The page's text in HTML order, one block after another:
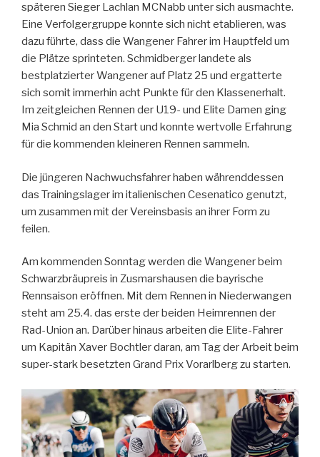
späteren Sieger Lachlan MCNabb unter sich ausmachte.
Eine Verfolgergruppe konnte sich nicht etablieren, was
dazu führte, dass die Wangener Fahrer im Hauptfeld um
die Plätze sprinteten. Schmidberger landete als
bestplatzierter Wangener auf Platz 25 und ergatterte
sich somit immerhin acht Punkte für den Klassenerhalt.
Im zeitgleichen Rennen der U19- und Elite Damen ging
Mia Schmid an den Start und konnte wertvolle Erfahrung
für die kommenden kleineren Rennen sammeln.
Die jüngeren Nachwuchsfahrer haben währenddessen
das Trainingslager im italienischen Cesenatico genutzt,
um zusammen mit der Vereinsbasis an ihrer Form zu
feilen.
Am kommenden Sonntag werden die Wangener beim
Schwarzbräupreis in Zusmarshausen die bayrische
Rennsaison eröffnen. Mit dem Rennen in Niederwangen
steht am 25.4. das erste der beiden Heimrennen der
Rad-Union an. Darüber hinaus arbeiten die Elite-Fahrer
um Kapitän Xaver Bochtler daran, am Tag der Arbeit beim
super-stark besetzten Grand Prix Vorarlberg zu starten.